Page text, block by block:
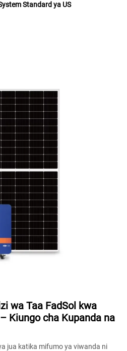
Standard ya US
wa Taa FadSol kwa
Kiungo cha Kupanda na
jua katika mifumo ya viwanda ni